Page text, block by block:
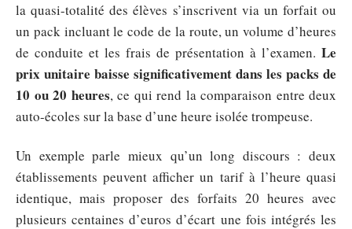
la quasi-totalité des élèves s’inscrivent via un forfait ou
un pack incluant le code de la route, un volume d’heures
de conduite et les frais de présentation à l’examen. Le
prix unitaire baisse significativement dans les packs de
10 ou 20 heures, ce qui rend la comparaison entre deux
auto-écoles sur la base d’une heure isolée trompeuse.
Un exemple parle mieux qu’un long discours : deux
établissements peuvent afficher un tarif à l’heure quasi
identique, mais proposer des forfaits 20 heures avec
plusieurs centaines d’euros d’écart une fois intégrés les